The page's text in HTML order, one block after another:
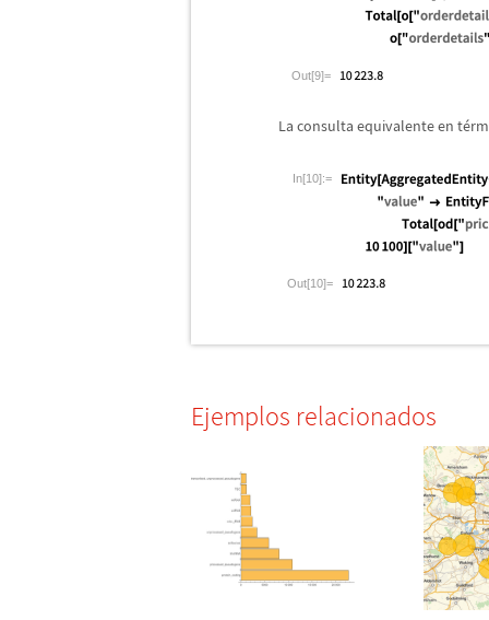
Out[9]=
La consulta equivalente en té
In[10]:=
Out[10]=
Ejemplos relacionados